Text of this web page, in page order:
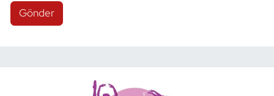
Gönder